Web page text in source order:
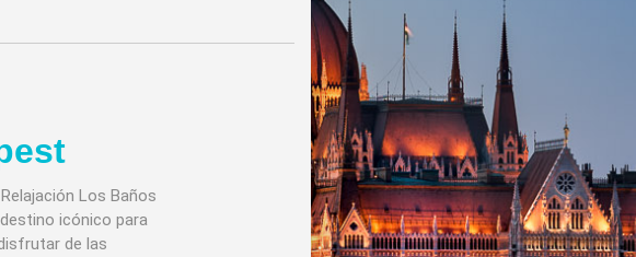
Los Baños
icónico para
de las